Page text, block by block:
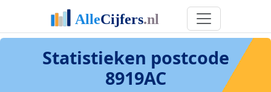
Statistieken postcode
8919AC